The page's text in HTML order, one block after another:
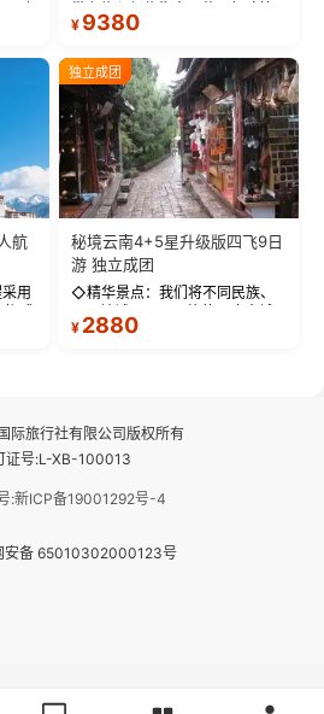
萨，感受这座城与生俱来的与众
城堡寺院于一体的宏伟建筑，是
西藏最完整的古代...
¥ 9380
航
用
抱式
行
独立成团
秘境云南4+5星升级版四飞9日
游 独立成团
◇精华景点：我们将不同民族、
不同地域、不同风格的三座古城
—【大理古城、丽江古城、香格
¥ 2880
际旅行社有限公司版权所有
证号:L-XB-100013
:新ICP备19001292号-4
安备 65010302000123号